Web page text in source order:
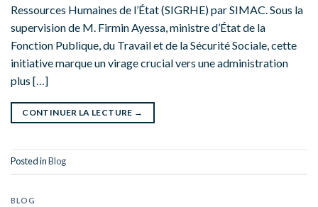
Ressources Humaines de l’État (SIGRHE) par SIMAC. Sous la
supervision de M. Firmin Ayessa, ministre d’État de la
Fonction Publique, du Travail et de la Sécurité Sociale, cette
initiative marque un virage crucial vers une administration
plus […]
CONTINUER LA LECTURE →
Posted inBlog
BLOG